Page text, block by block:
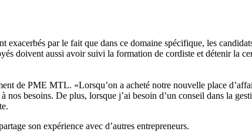
par le fait que dans ce domaine spécifique, les
doivent aussi avoir suivi la formation de cordiste et détenir la
de PME MTL. «Lorsqu’on a acheté notre nouvelle place
besoins. De plus, lorsque j’ai besoin d’un conseil dans la
son expérience avec d’autres entrepreneurs.